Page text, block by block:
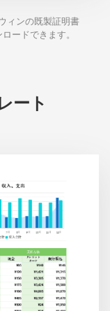
ィンの既製証明書
ードできます。
ート